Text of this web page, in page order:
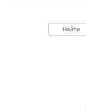
Найти